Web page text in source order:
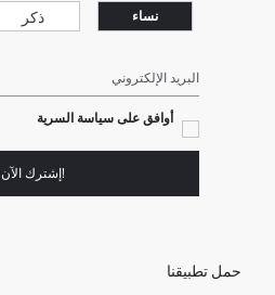
نساء ذكر
البريد الإلكتروني
أوافق على سياسة السرية
!إشترك الآن
حمل تطبيقنا